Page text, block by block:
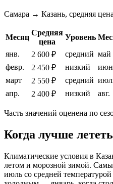
Самара → Казань, средняя
Месяц
Средняя
цена
Уровень
янв.
2 600 ₽ средний май
февр.
2 450 ₽ низкий
март
2 550 ₽ средний
апр.
2 400 ₽ низкий авг.
Часть значений оценена по
Когда лучше лететь
Климатические условия в
летом и морозной зимой.
июль со средней температурой